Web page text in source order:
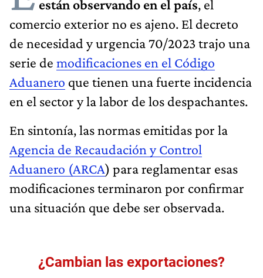
están observando en el país, el
comercio exterior no es ajeno. El decreto
de necesidad y urgencia 70/2023 trajo una
serie de modificaciones en el Código
Aduanero que tienen una fuerte incidencia
en el sector y la labor de los despachantes.
En sintonía, las normas emitidas por la
Agencia de Recaudación y Control
Aduanero (ARCA) para reglamentar esas
modificaciones terminaron por confirmar
una situación que debe ser observada.
¿Cambian las exportaciones?